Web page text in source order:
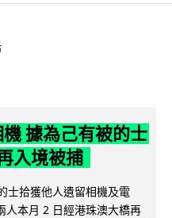
據為己有被的士
入境被捕
士拾獲他人遺留相機及電
人本月 2 日經港珠澳大橋再